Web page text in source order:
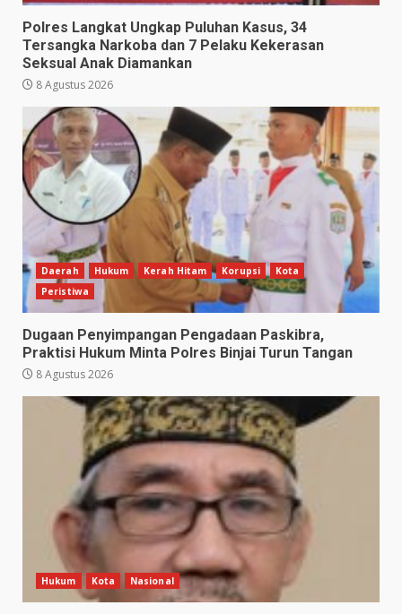
Polres Langkat Ungkap Puluhan Kasus, 34
Tersangka Narkoba dan 7 Pelaku Kekerasan
Seksual Anak Diamankan
8 Agustus 2026
Daerah Hukum Kerah Hitam Korupsi
Kota
Peristiwa
Dugaan Penyimpangan Pengadaan Paskibra,
Praktisi Hukum Minta Polres Binjai Turun Tangan
8 Agustus 2026
Hukum Kota Nasional